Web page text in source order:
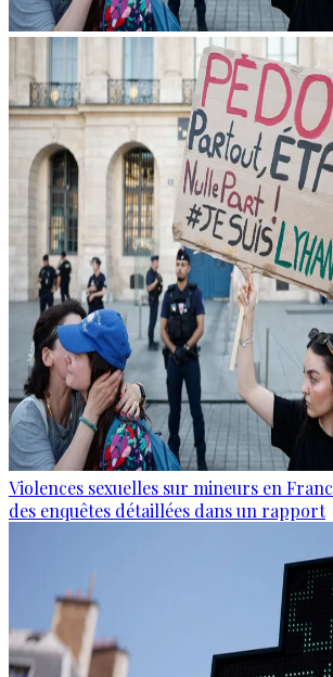
Violences sexuelles sur mineurs en
des enquêtes détaillées dans un rapport